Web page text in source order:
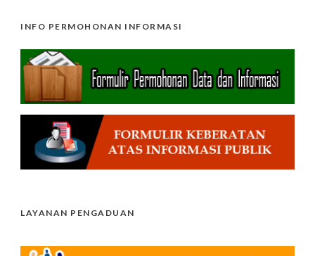
INFO PERMOHONAN INFORMASI
LAYANAN PENGADUAN